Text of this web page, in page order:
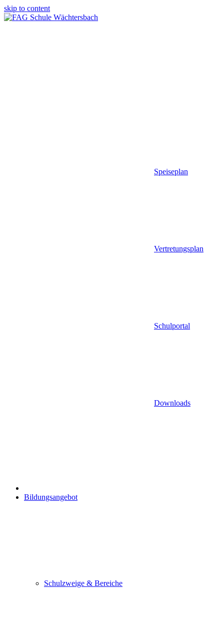
skip to content
Speiseplan
Vertretungsplan
Schulportal
Downloads
Bildungsangebot
Schulzweige & Bereiche